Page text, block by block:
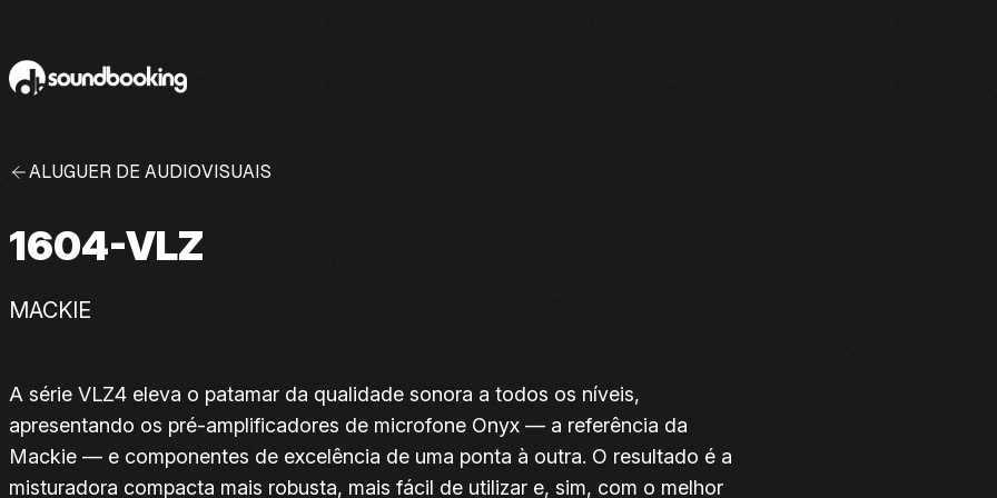
ALUGUER DE AUDIOVISUAIS
1604-VLZ
MACKIE
A série VLZ4 eleva o patamar da qualidade sonora a todos os níveis,
apresentando os pré-amplificadores de microfone Onyx — a referência da
Mackie — e componentes de excelência de uma ponta à outra. O resultado é a
misturadora compacta mais robusta, mais fácil de utilizar e, sim, com o melhor